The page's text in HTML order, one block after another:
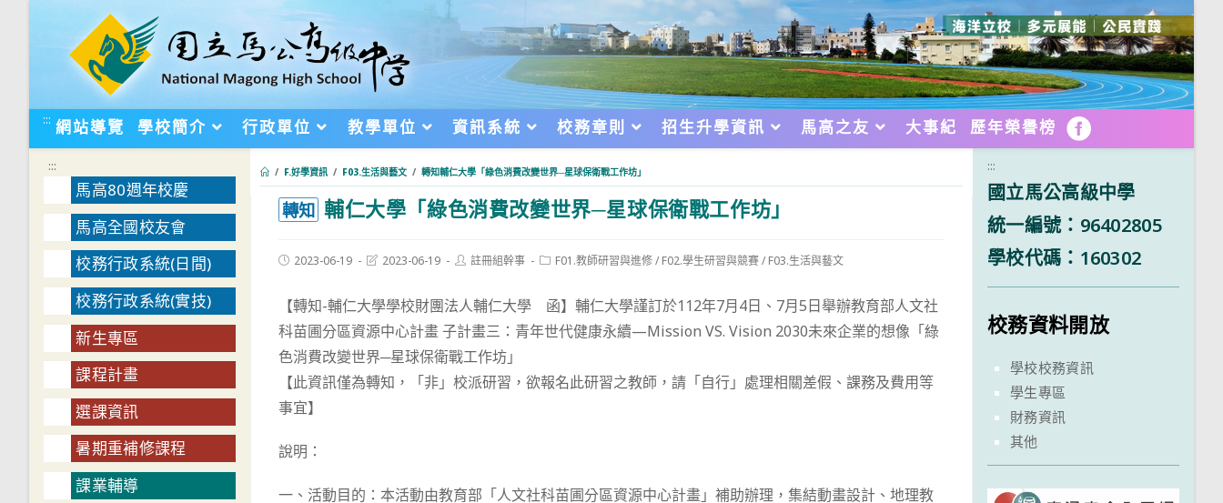
::: 網站導覽 學校簡介 行政單位 教學單位 資訊系統 校務章則 招生升學資訊 馬高之友 大事紀 歷年榮譽榜 FB
/ F.好學資訊 / F03.生活與藝文 / 轉知輔仁大學「綠色消費改變世界─星球保衛戰工作坊」
轉知 輔仁大學「綠色消費改變世界─星球保衛戰工作坊」
Post2023-06-19
Post2023-06-19
Post註冊組幹事
PostF01.教師研習與進修/ F02.學生研習與競賽/ F03.生活與藝文
【轉知-輔仁大學學校財團法人輔仁大學 函】輔仁大學謹訂於112年7月4日、7月5日舉辦教育部人文社
科苗圃分區資源中心計畫 子計畫三：青年世代健康永續—Mission VS. Vision 2030未來企業的想像「綠
色消費改變世界─星球保衛戰工作坊」
【此資訊僅為轉知，「非」校派研習，欲報名此研習之教師，請「自行」處理相關差假、課務及費用等
事宜】
說明：
一、活動目的：本活動由教育部「人文社科苗圃分區資源中心計畫」補助辦理，集結動畫設計、地理教
:::
馬高80週年校慶
馬高全國校友會
校務行政系統(日間)
校務行政系統(實技)
新生專區
課程計畫
選課資訊
暑期重補修課程
課業輔導
:::
國立馬公高級中學
統一編號：96402805
學校代碼：160302
校務資料開放
學校校務資訊
學生專區
財務資訊
其他